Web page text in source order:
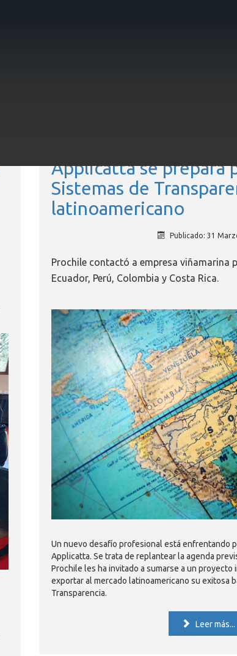
Applicatta se prepara
Sistemas de
latinoamericano
Publicado: 31
Prochile contactó a empresa viñamarina
Ecuador, Perú, Colombia y Costa Rica.
Un nuevo desafío profesional está enfrentando
Applicatta. Se trata de replantear la agenda
Prochile les ha invitado a sumarse a un
exportar al mercado latinoamericano su exitosa
Transparencia.
Leer más...